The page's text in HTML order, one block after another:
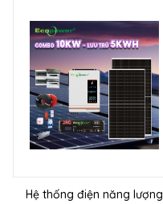
Hệ thống điện năng lượng